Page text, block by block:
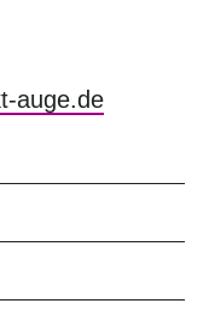
auge.de